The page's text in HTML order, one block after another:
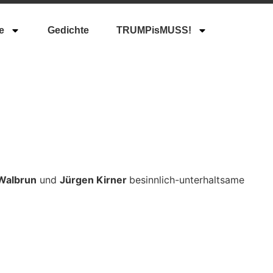
Gedichte TRUMPisMUSS!
und Jürgen Kirner besinnlich-unterhaltsame